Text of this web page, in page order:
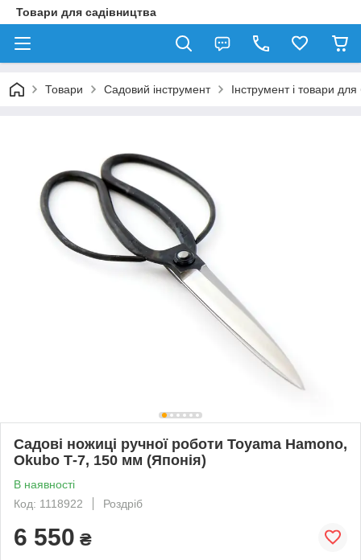
Товари для садівництва
Товари Садовий інструмент Інструмент і товари
Садові ножиці ручної роботи Toyama Hamono,
Okubo Т-7, 150 мм (Японія)
В наявності
Код: 1118922
Роздріб
6 550 ₴